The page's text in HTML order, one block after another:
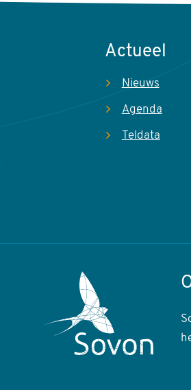
Actueel
Nieuws
Agenda
Teldata